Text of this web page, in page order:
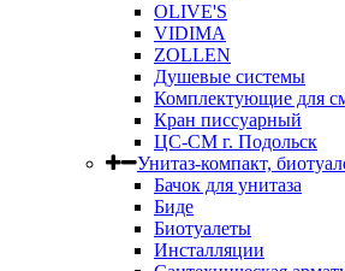
OLIVE'S
VIDIMA
ZOLLEN
Душевые системы
Комплектующие для
Кран писсуарный
ЦС-СМ г. Подольск
Унитаз-компакт,
Бачок для унитаза
Биде
Биотуалеты
Инсталляции